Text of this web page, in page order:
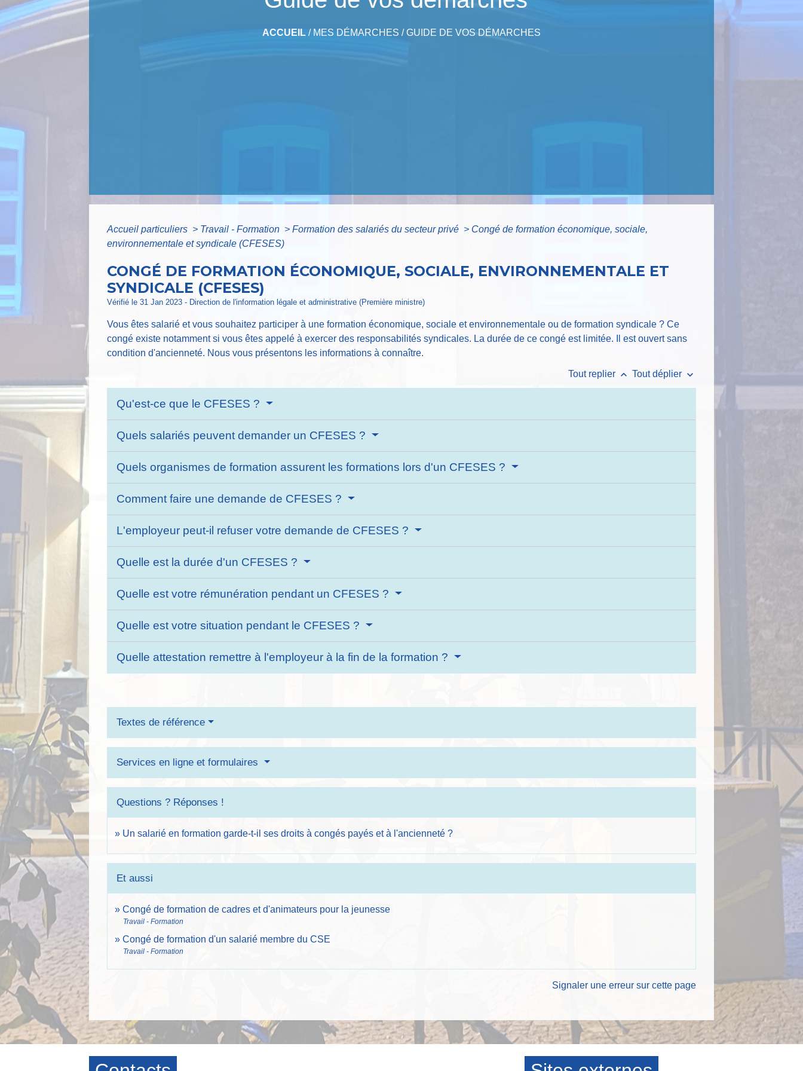
ACCUEIL / MES DÉMARCHES /GUIDE DE VOS DÉMARCHES
Accueil particuliers > Travail - Formation > Formation des salariés du secteur privé > Congé de formation économique, sociale,
environnementale et syndicale (CFESES)
CONGÉ DE FORMATION ÉCONOMIQUE, SOCIALE, ENVIRONNEMENTALE ET
SYNDICALE (CFESES)
Vérifié le 31 Jan 2023 - Direction de l'information légale et administrative (Première ministre)
Vous êtes salarié et vous souhaitez participer à une formation économique, sociale et environnementale ou de formation syndicale ? Ce
congé existe notamment si vous êtes appelé à exercer des responsabilités syndicales. La durée de ce congé est limitée. Il est ouvert sans
condition d'ancienneté. Nous vous présentons les informations à connaître.
Tout replier keyboard_arrow_up Tout déplier keyboard_arrow_down
Qu'est-ce que le CFESES ?
Quels salariés peuvent demander un CFESES ?
Quels organismes de formation assurent les formations lors d'un CFESES ?
Comment faire une demande de CFESES ?
L'employeur peut-il refuser votre demande de CFESES ?
Quelle est la durée d'un CFESES ?
Quelle est votre rémunération pendant un CFESES ?
Quelle est votre situation pendant le CFESES ?
Quelle attestation remettre à l'employeur à la fin de la formation ?
Textes de référence
Services en ligne et formulaires
Questions ? Réponses !
Un salarié en formation garde-t-il ses droits à congés payés et à l'ancienneté ?
Et aussi
Congé de formation de cadres et d'animateurs pour la jeunesse
Travail - Formation
Congé de formation d'un salarié membre du CSE
Travail - Formation
Signaler une erreur sur cette page